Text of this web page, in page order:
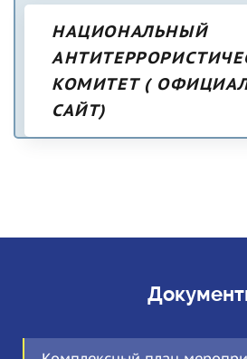
НАЦИОНАЛЬНЫЙ
КОМИТЕТ (
САЙТ)